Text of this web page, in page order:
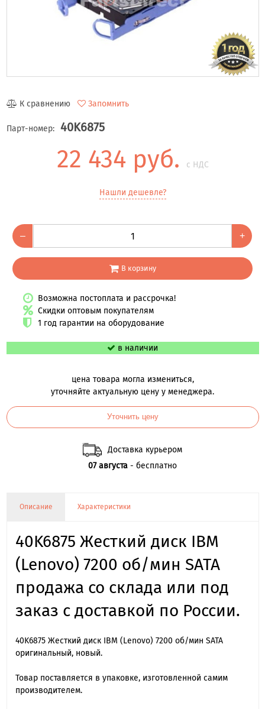
К сравнению Запомнить
Парт-номер: 40K6875
22 434 руб. с НДС
Нашли дешевле?
– +
В корзину
Возможна постоплата и рассрочка!
Скидки оптовым покупателям
1 год гарантии на оборудование
в наличии
цена товара могла измениться,
уточняйте актуальную цену у менеджера.
Уточнить цену
Доставка курьером
07 августа - бесплатно
Описание Характеристики
40K6875 Жесткий диск IBM
(Lenovo) 7200 об/мин SATA
продажа со склада или под
заказ с доставкой по России.
40K6875 Жесткий диск IBM (Lenovo) 7200 об/мин SATA
оригинальный, новый.
Товар поставляется в упаковке, изготовленной самим
производителем.